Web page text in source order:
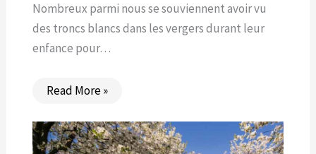
Nombreux parmi nous se souviennent avoir vu
des troncs blancs dans les vergers durant leur
enfance pour…
Read More »